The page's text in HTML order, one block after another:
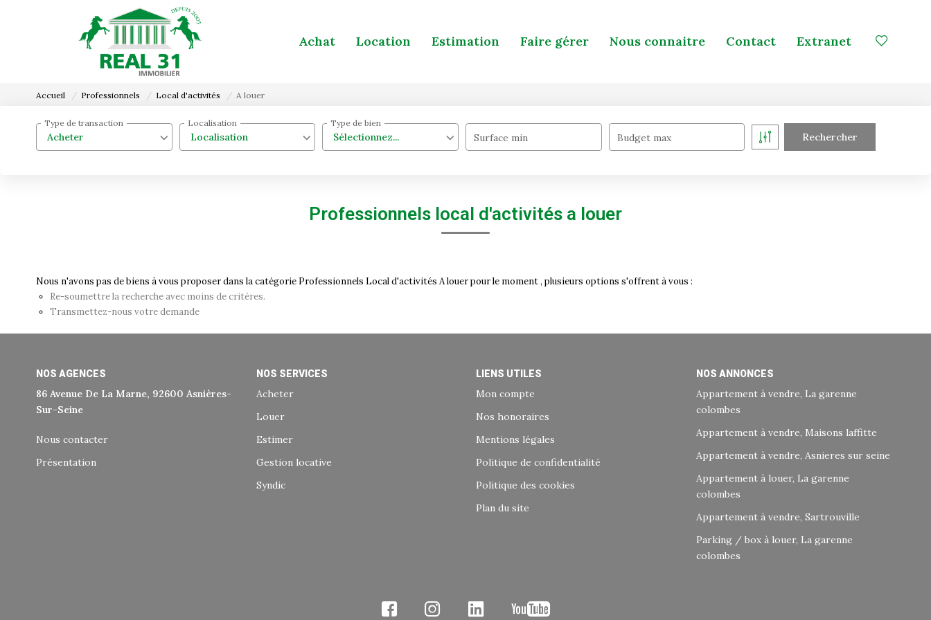
Achat Location Estimation Faire gérer Nous connaitre Contact Extranet
Accueil Professionnels Local d'activités A louer
Acheter
Type de transaction
Localisation
Localisation
Sélectionnez...
Type de bien
Surface min Budget max
Professionnels local d'activités a louer
Nous n'avons pas de biens à vous proposer dans la catégorie Professionnels Local d'activités A louer pour le moment , plusieurs options s'offrent à vous :
Re-soumettre la recherche avec moins de critères.
Transmettez-nous votre demande
NOS AGENCES
86 Avenue De La Marne, 92600 Asnières-
Sur-Seine
Nous contacter
Présentation
NOS SERVICES
Acheter
Louer
Estimer
Gestion locative
Syndic
LIENS UTILES
Mon compte
Nos honoraires
Mentions légales
Politique de confidentialité
Politique des cookies
Plan du site
NOS ANNONCES
Appartement à vendre, La garenne
colombes
Appartement à vendre, Maisons laffitte
Appartement à vendre, Asnieres sur seine
Appartement à louer, La garenne
colombes
Appartement à vendre, Sartrouville
Parking / box à louer, La garenne
colombes